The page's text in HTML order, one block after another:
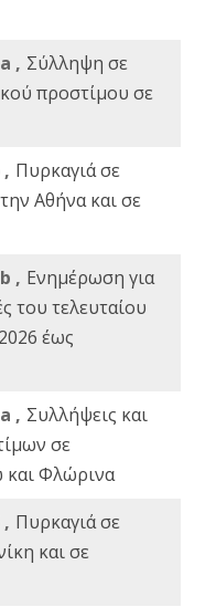
, Σύλληψη σε
προστίμου σε
Πυρκαγιά σε
Αθήνα και σε
, Ενημέρωση για
του τελευταίου
έως
, Συλλήψεις και
σε
και Φλώρινα
Πυρκαγιά σε
και σε